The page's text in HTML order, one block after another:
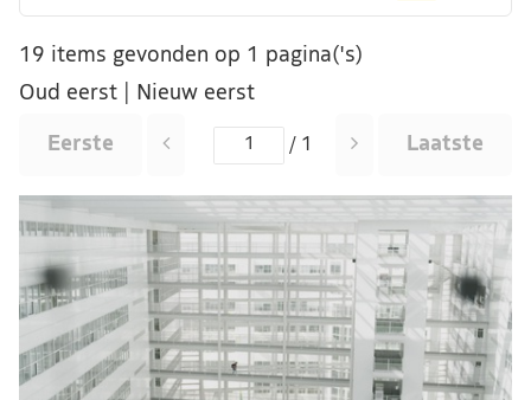
19 items gevonden op 1 pagina('s)
Oud eerst
Nieuw eerst
Eerste / 1 Laatste